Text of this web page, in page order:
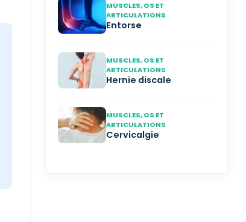
MUSCLES, OS ET
ARTICULATIONS
Entorse
MUSCLES, OS ET
ARTICULATIONS
Hernie discale
MUSCLES, OS ET
ARTICULATIONS
Cervicalgie